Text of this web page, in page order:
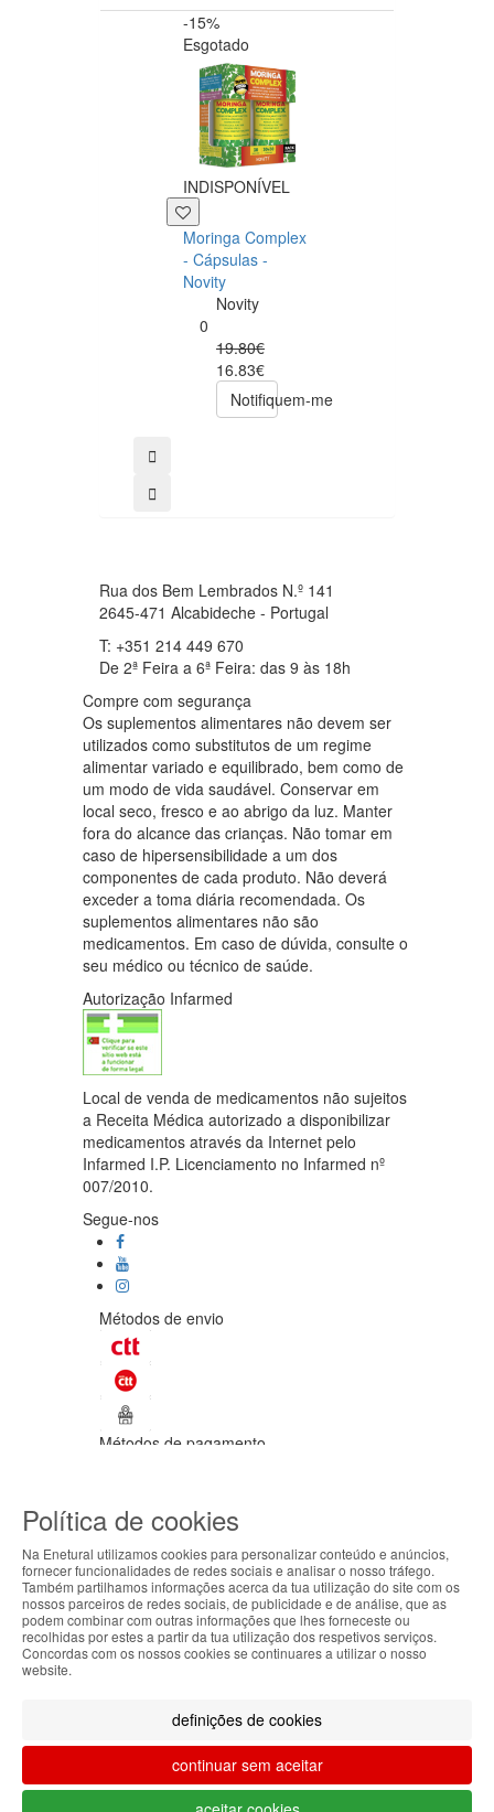
-15%
Esgotado
INDISPONÍVEL
Moringa Complex
- Cápsulas -
Novity
Novity
0
19.80€
16.83€
Notifiquem-me
Rua dos Bem Lembrados N.º 141
2645-471 Alcabideche - Portugal
T: +351 214 449 670
De 2ª Feira a 6ª Feira: das 9 às 18h
Compre com segurança
Os suplementos alimentares não devem ser
utilizados como substitutos de um regime
alimentar variado e equilibrado, bem como de
um modo de vida saudável. Conservar em
local seco, fresco e ao abrigo da luz. Manter
fora do alcance das crianças. Não tomar em
caso de hipersensibilidade a um dos
componentes de cada produto. Não deverá
exceder a toma diária recomendada. Os
suplementos alimentares não são
medicamentos. Em caso de dúvida, consulte o
seu médico ou técnico de saúde.
Autorização Infarmed
Local de venda de medicamentos não sujeitos
a Receita Médica autorizado a disponibilizar
medicamentos através da Internet pelo
Infarmed I.P. Licenciamento no Infarmed nº
007/2010.
Segue-nos
Métodos de envio
Métodos de pagamento
Todos os direitos reservados / Salvo
apresentadas são válidas até ao dia 10-
08-2026.
Designed & developed byBsolus
Filtrar por
ABOUT THE COOKIES
Enetural handles information about your visit using
cookies that improve the performance of the
website, facilitate sharing via social networks and
continuing to browse our site, you accept the use of
these cookies. For more information, see our
Privacy and Cookie Policy. You can configure your
preferences in Cookie settings.
O teu carrinho está vazio.
Política de cookies
Na Enetural utilizamos cookies para personalizar conteúdo e anúncios,
fornecer funcionalidades de redes sociais e analisar o nosso tráfego.
Também partilhamos informações acerca da tua utilização do site com os
nossos parceiros de redes sociais, de publicidade e de análise, que as
podem combinar com outras informações que lhes forneceste ou
recolhidas por estes a partir da tua utilização dos respetivos serviços.
Concordas com os nossos cookies se continuares a utilizar o nosso
website.
definições de cookies
continuar sem aceitar